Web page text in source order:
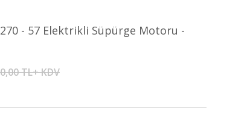
- 57 Elektrikli Süpürge Motoru -
TL+ KDV